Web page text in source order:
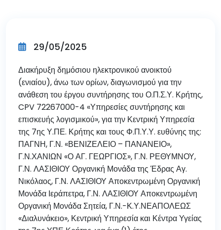
29/05/2025
Διακήρυξη δημόσιου ηλεκτρονικού ανοικτού
(ενιαίου), άνω των ορίων, διαγωνισμού για την
ανάθεση του έργου συντήρησης του Ο.Π.Σ.Υ. Κρήτης,
CPV 72267000-4 «Υπηρεσίες συντήρησης και
επισκευής λογισμικού», για την Κεντρική Υπηρεσία
της 7ης Υ.ΠΕ. Κρήτης και τους Φ.Π.Υ.Υ. ευθύνης της:
ΠΑΓΝΗ, Γ.Ν. «ΒΕΝΙΖΕΛΕΙΟ – ΠΑΝΑΝΕΙΟ»,
Γ.Ν.ΧΑΝΙΩΝ «Ο ΑΓ. ΓΕΩΡΓΙΟΣ», Γ.Ν. ΡΕΘΥΜΝΟΥ,
Γ.Ν. ΛΑΣΙΘΙΟΥ Οργανική Μονάδα της Έδρας Αγ.
Νικόλαος, Γ.Ν. ΛΑΣΙΘΙΟΥ Αποκεντρωμένη Οργανική
Μονάδα Ιεράπετρα, Γ.Ν. ΛΑΣΙΘΙΟΥ Αποκεντρωμένη
Οργανική Μονάδα Σητεία, Γ.Ν.-Κ.Υ.ΝΕΑΠΟΛΕΩΣ
«Διαλυνάκειο», Κεντρική Υπηρεσία και Κέντρα Υγείας